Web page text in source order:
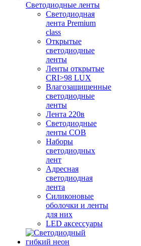
Светодиодные ленты
Светодиодная
лента Premium
class
Открытые
светодиодные
ленты
Ленты открытые
CRI>98 LUX
Влагозащищенные
светодиодные
ленты
Лента 220в
Светодиодные
ленты COB
Наборы
светодиодных
лент
Адресная
светодиодная
лента
Силиконовые
оболочки и ленты
для них
LED аксессуары